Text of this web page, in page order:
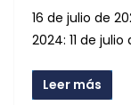
16 de julio de
2024: 11 de julio
Leer más